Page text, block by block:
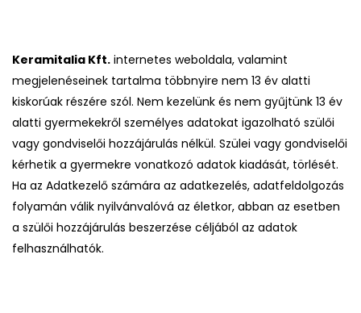
Keramitalia Kft. internetes weboldala, valamint
megjelenéseinek tartalma többnyire nem 13 év alatti
kiskorúak részére szól. Nem kezelünk és nem gyűjtünk 13 év
alatti gyermekekről személyes adatokat igazolható szülői
vagy gondviselői hozzájárulás nélkül. Szülei vagy gondviselői
kérhetik a gyermekre vonatkozó adatok kiadását, törlését.
Ha az Adatkezelő számára az adatkezelés, adatfeldolgozás
folyamán válik nyilvánvalóvá az életkor, abban az esetben
a szülői hozzájárulás beszerzése céljából az adatok
felhasználhatók.